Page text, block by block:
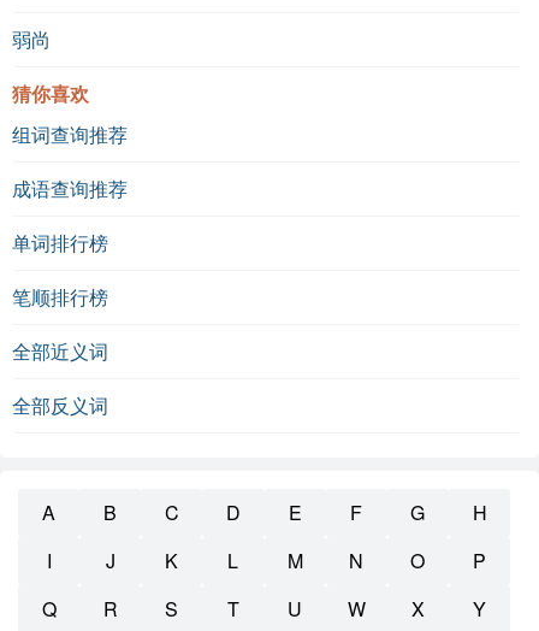
弱尚
猜你喜欢
组词查询推荐
成语查询推荐
单词排行榜
笔顺排行榜
全部近义词
全部反义词
A B C D E F G
H
I
J K L M N O
P
Q
R S T U W X Y